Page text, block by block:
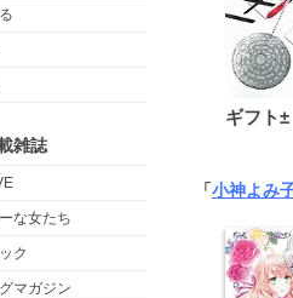
雑誌
な女たち
ク
マガジン
ギフト±
「小神よみ